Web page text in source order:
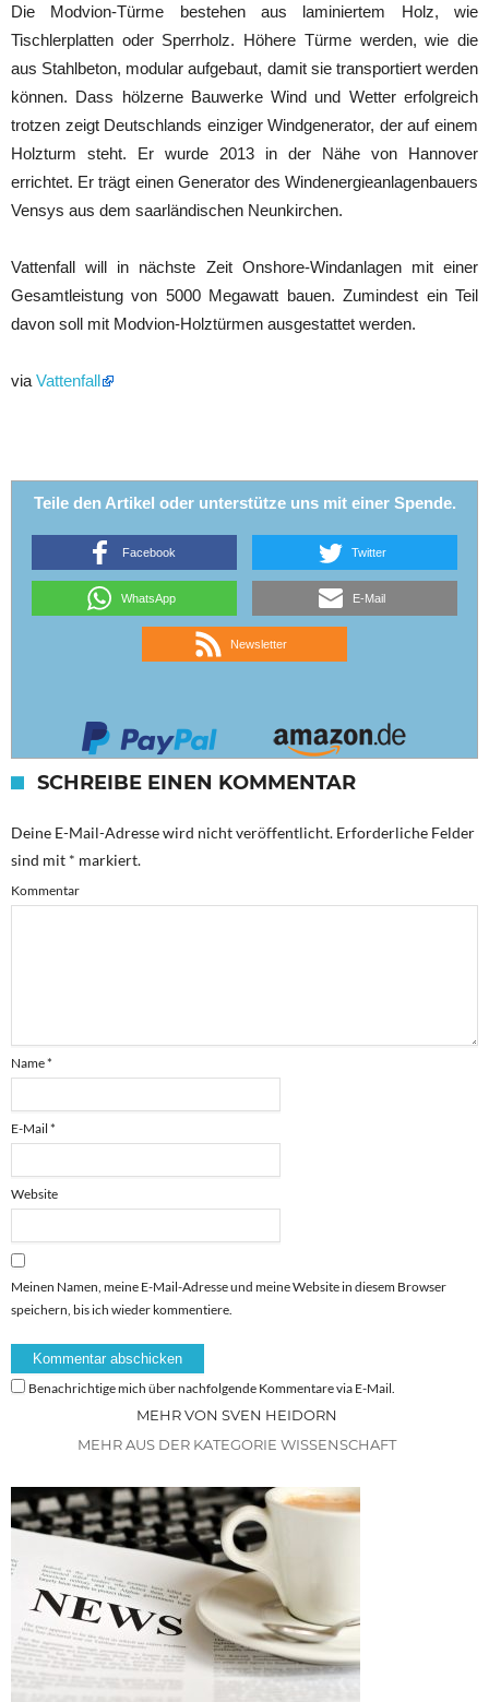
Die Modvion-Türme bestehen aus laminiertem Holz, wie
Tischlerplatten oder Sperrholz. Höhere Türme werden, wie die
aus Stahlbeton, modular aufgebaut, damit sie transportiert werden
können. Dass hölzerne Bauwerke Wind und Wetter erfolgreich
trotzen zeigt Deutschlands einziger Windgenerator, der auf einem
Holzturm steht. Er wurde 2013 in der Nähe von Hannover
errichtet. Er trägt einen Generator des Windenergieanlagenbauers
Vensys aus dem saarländischen Neunkirchen.
Vattenfall will in nächste Zeit Onshore-Windanlagen mit einer
Gesamtleistung von 5000 Megawatt bauen. Zumindest ein Teil
davon soll mit Modvion-Holztürmen ausgestattet werden.
via Vattenfall
Teile den Artikel oder unterstütze uns mit einer Spende.
Facebook Twitter
WhatsApp E-Mail
Newsletter
SCHREIBE EINEN KOMMENTAR
Deine E-Mail-Adresse wird nicht veröffentlicht. Erforderliche Felder
sind mit * markiert.
Kommentar
Name*
E-Mail *
Website
Meinen Namen, meine E-Mail-Adresse und meine Website in diesem Browser
speichern, bis ich wieder kommentiere.
Benachrichtige mich über nachfolgende Kommentare via E-Mail.
MEHR VON SVEN HEIDORN
MEHR AUS DER KATEGORIE WISSENSCHAFT